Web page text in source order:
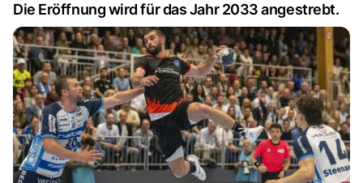
Die Eröffnung wird für das Jahr 2033 angestrebt.